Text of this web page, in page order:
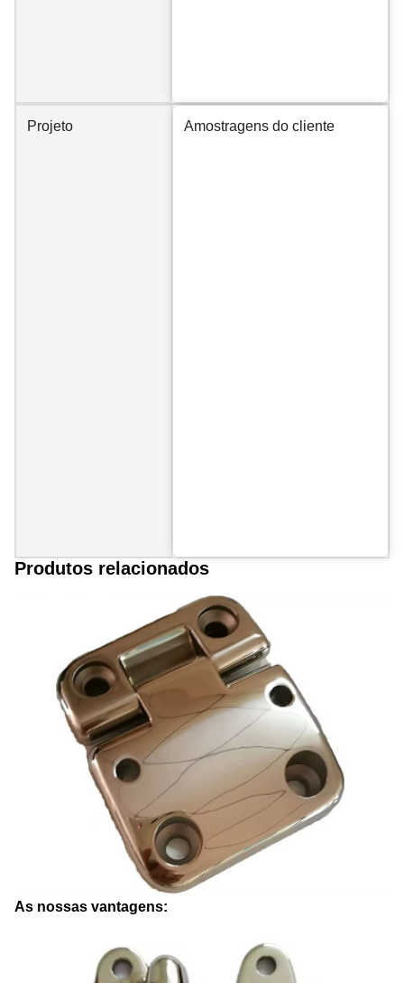
Projeto Amostragens do cliente
Produtos relacionados
As nossas vantagens: